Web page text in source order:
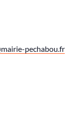
pechabou.fr